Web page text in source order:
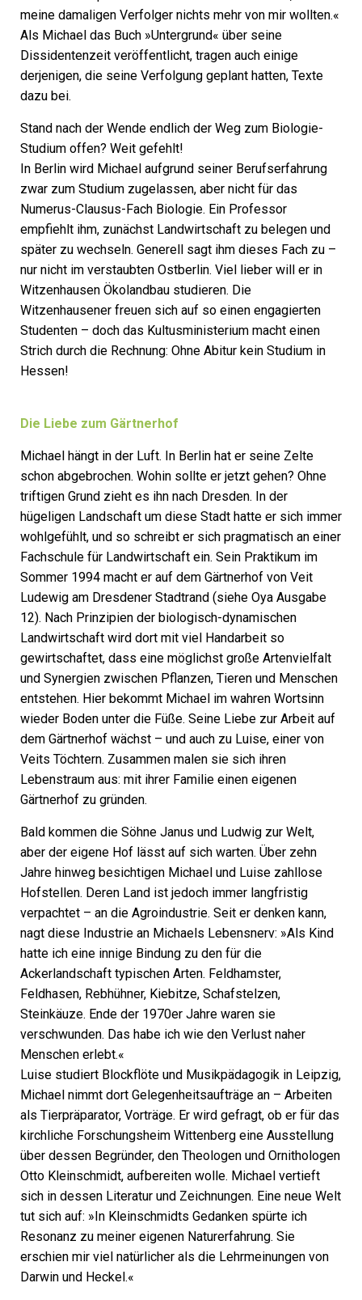
meine damaligen Verfolger nichts mehr von mir wollten.«
Als Michael das Buch »Untergrund« über seine
Dissidentenzeit veröffentlicht, tragen auch einige
derjenigen, die seine Verfolgung geplant hatten, Texte
dazu bei.
Stand nach der Wende endlich der Weg zum Biologie-
Studium offen? Weit gefehlt!
In Berlin wird Michael aufgrund seiner Berufserfahrung
zwar zum Studium zugelassen, aber nicht für das
Numerus-Clausus-Fach Biologie. Ein Professor
empfiehlt ihm, zunächst Landwirtschaft zu belegen und
später zu wechseln. Generell sagt ihm dieses Fach zu –
nur nicht im verstaubten Ostberlin. Viel lieber will er in
Witzenhausen Ökolandbau studieren. Die
Witzenhausener freuen sich auf so einen engagierten
Studenten – doch das Kultusministerium macht einen
Strich durch die Rechnung: Ohne Abitur kein Studium in
Hessen!
Die Liebe zum Gärtnerhof
Michael hängt in der Luft. In Berlin hat er seine Zelte
schon abgebrochen. Wohin sollte er jetzt gehen? Ohne
triftigen Grund zieht es ihn nach Dresden. In der
hügeligen Landschaft um diese Stadt hatte er sich immer
wohlgefühlt, und so schreibt er sich pragmatisch an einer
Fachschule für Landwirtschaft ein. Sein Praktikum im
Sommer 1994 macht er auf dem Gärtnerhof von Veit
Ludewig am Dresdener Stadtrand (siehe Oya Ausgabe
12). Nach Prinzipien der biologisch-dynamischen
Landwirtschaft wird dort mit viel Handarbeit so
gewirtschaftet, dass eine möglichst große Artenvielfalt
und Synergien zwischen Pflanzen, Tieren und Menschen
entstehen. Hier bekommt Michael im wahren Wortsinn
wieder Boden unter die Füße. Seine Liebe zur Arbeit auf
dem Gärtnerhof wächst – und auch zu Luise, einer von
Veits Töchtern. Zusammen malen sie sich ihren
Lebenstraum aus: mit ihrer Familie einen eigenen
Gärtnerhof zu gründen.
Bald kommen die Söhne Janus und Ludwig zur Welt,
aber der eigene Hof lässt auf sich warten. Über zehn
Jahre hinweg besichtigen Michael und Luise zahllose
Hofstellen. Deren Land ist jedoch immer langfristig
verpachtet – an die Agroindustrie. Seit er denken kann,
nagt diese Industrie an Michaels Lebensnerv: »Als Kind
hatte ich eine innige Bindung zu den für die
Ackerlandschaft typischen Arten. Feldhamster,
Feldhasen, Rebhühner, Kiebitze, Schafstelzen,
Steinkäuze. Ende der 1970er Jahre ­waren sie
verschwunden. Das habe ich wie den Verlust naher
Menschen erlebt.«
Luise studiert Blockflöte und Musikpädagogik in Leipzig,
Michael nimmt dort Gelegenheitsaufträge an – Arbeiten
als Tierpräparator, Vorträge. Er wird gefragt, ob er für das
kirchliche Forschungsheim Wittenberg eine Ausstellung
über dessen Begründer, den Theologen und Ornithologen
Otto Kleinschmidt, aufbereiten wolle. Michael vertieft
sich in dessen Literatur und Zeichnungen. Eine neue Welt
tut sich auf: »In Kleinschmidts Gedanken spürte ich
Resonanz zu meiner eigenen Naturerfahrung. Sie
erschien mir viel natürlicher als die Lehrmeinungen von
Darwin und Heckel.«